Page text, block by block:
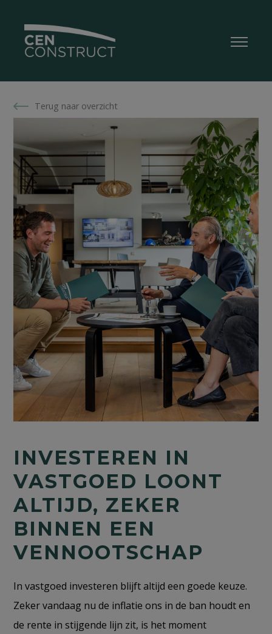
Terug naar overzicht
INVESTEREN IN
VASTGOED LOONT
ALTIJD, ZEKER
BINNEN EEN
VENNOOTSCHAP
In vastgoed investeren blijft altijd een goede keuze.
Zeker vandaag nu de inflatie ons in de ban houdt en
de rente in stijgende lijn zit, is het moment